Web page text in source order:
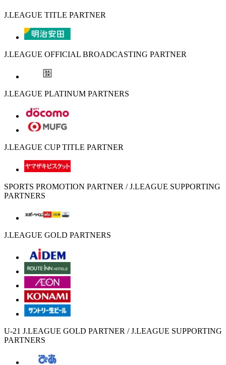
J.LEAGUE TITLE PARTNER
J.LEAGUE OFFICIAL BROADCASTING PARTNER
J.LEAGUE PLATINUM PARTNERS
J.LEAGUE CUP TITLE PARTNER
SPORTS PROMOTION PARTNER / J.LEAGUE SUPPORTING
PARTNERS
J.LEAGUE GOLD PARTNERS
U-21 J.LEAGUE GOLD PARTNER / J.LEAGUE SUPPORTING
PARTNERS